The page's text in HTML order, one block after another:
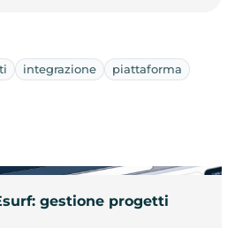
integrazione piattaforma
gestione progetti